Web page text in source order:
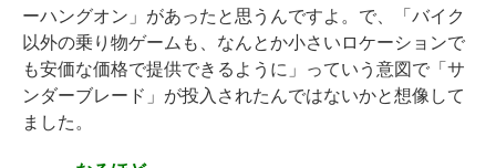
ーハングオン」があったと思うんですよ。で、「バイク
以外の乗り物ゲームも、なんとか小さいロケーションで
も安価な価格で提供できるように」っていう意図で「サ
ンダーブレード」が投入されたんではないかと想像して
ました。